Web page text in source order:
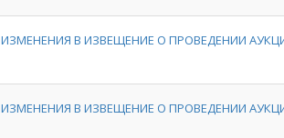
ИЗМЕНЕНИЯ В ИЗВЕЩЕНИЕ О ПРОВЕДЕНИИ
ИЗМЕНЕНИЯ В ИЗВЕЩЕНИЕ О ПРОВЕДЕНИИ